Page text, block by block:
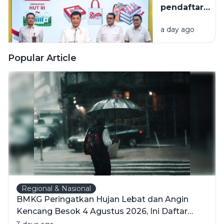
pendaftaran
HUT Ke-81
RI mulai 5
a day ago
Popular Article
Regional & Nasional
BMKG Peringatkan Hujan Lebat dan Angin
Kencang Besok 4 Agustus 2026, Ini Daftar